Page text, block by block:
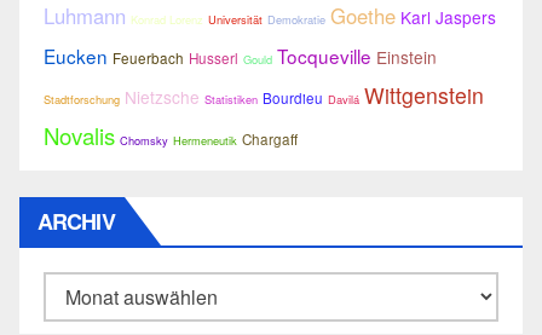
Luhmann Konrad Lorenz Universität Demokratie Goethe Karl Jaspers
Eucken Feuerbach Husserl Gould Tocqueville Einstein
Stadtforschung Nietzsche Statistiken Bourdieu Davilá Wittgenstein
Novalis Chomsky Hermeneutik Chargaff
ARCHIV
Archiv